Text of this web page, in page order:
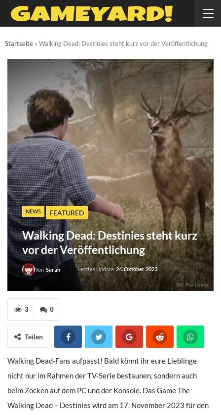
Startseite » Walking Dead: Destinies steht kurz vor der Veröffentlichung
NEWS FEATURED
Walking Dead: Destinies steht kurz
vor der Veröffentlichung
Von Sarah Letztes Update24. Oktober 2023
Bild: Flux Games
0
3
Teilen
Walking Dead-Fans aufpasst! Bald könnt ihr eure Lieblinge
nicht nur im Rahmen der TV-Serie bestaunen, sondern auch
beim Zocken auf dem PC und der Konsole. Das Game The
Walking Dead – Destinies wird am 17. November 2023 für den